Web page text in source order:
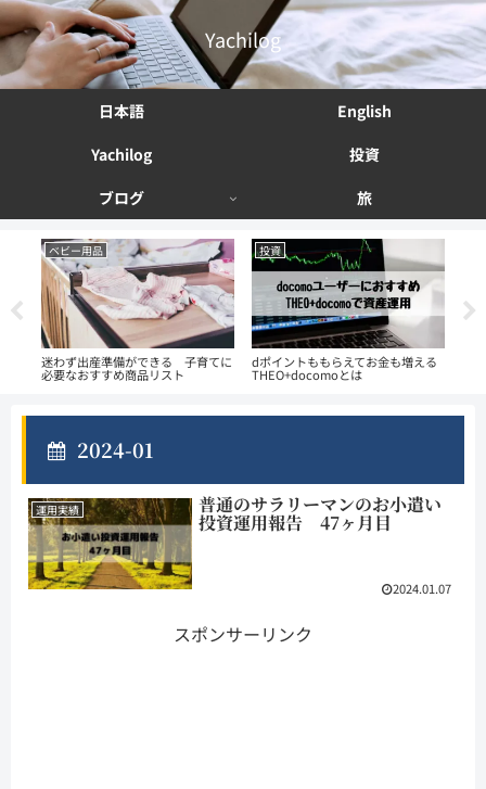
Yachilog
日本語
English
Yachilog
投資
ブログ
旅
ベビー用品
迷わず出産準備ができる 子育てに
必要なおすすめ商品リスト
投資
dポイントももらえてお金も増える
THEO+docomoとは
2024-01
運用実績 普通のサラリーマンのお小遣い
投資運用報告 47ヶ月目
2024.01.07
スポンサーリンク